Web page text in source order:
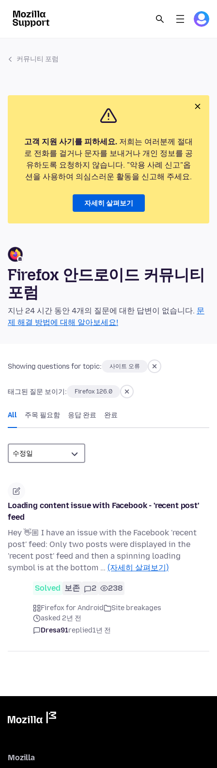
커뮤니티 포럼
고객 지원 사기를 피하세요. 저희는 여러분께 절대
로 전화를 걸거나 문자를 보내거나 개인 정보를 공
유하도록 요청하지 않습니다. "악용 사례 신고"옵
션을 사용하여 의심스러운 활동을 신고해 주세요.
자세히 살펴보기
Firefox 안드로이드 커뮤니티
포럼
지난 24 시간 동안 4개의 질문에 대한 답변이 없습니다. 문
제 해결 방법에 대해 알아보세요!
Showing questions for topic: 사이트 오류
태그된 질문 보이기: Firefox 126.0
All 주목 필요함 응답 완료 완료
Loading content issue with Facebook - 'recent post'
feed
Hey 👋🏼 I have an issue with the Facebook 'recent
post' feed: Only two posts were displayed in the
'recent post' feed and then a spinning loading
symbol is at the bottom … (자세히 살펴보기)
Solved 보존 2 238
Firefox for Android
Site breakages
asked 2년 전
Dresa91replied1년 전
Mozilla